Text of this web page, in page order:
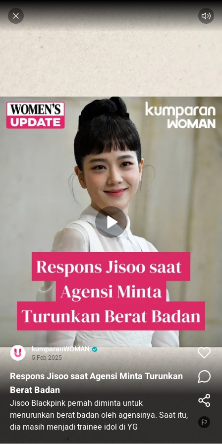
kumparanWOMAN
5 Feb 2025
Respons Jisoo saat Agensi Minta Turunkan
Berat Badan
Jisoo Blackpink pernah diminta untuk
menurunkan berat badan oleh agensinya. Saat itu,
dia masih menjadi trainee idol di YG